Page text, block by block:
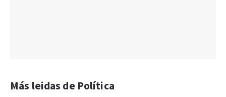
Más leidas de Política